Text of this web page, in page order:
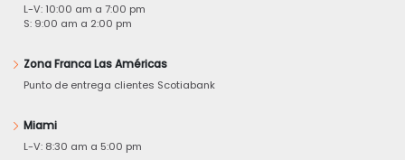
L-V: 10:00 am a 7:00 pm
S: 9:00 am a 2:00 pm
Zona Franca Las Américas
Punto de entrega clientes Scotiabank
Miami
L-V: 8:30 am a 5:00 pm